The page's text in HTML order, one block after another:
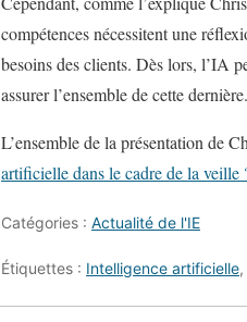
compétences nécessitent une
besoins des clients. Dès lors, l’IA
assurer l’ensemble de cette dernière.
L’ensemble de la présentation de
artificielle dans le cadre de la veille
Catégories : Actualité de l'IE
Étiquettes : Intelligence artificielle,